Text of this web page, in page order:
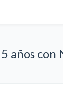
5 años